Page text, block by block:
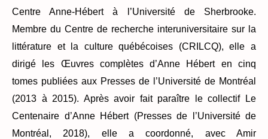
Centre Anne-Hébert à l’Université de Sherbrooke.
Membre du Centre de recherche interuniversitaire sur la
littérature et la culture québécoises (CRILCQ), elle a
dirigé les Œuvres complètes d’Anne Hébert en cinq
tomes publiées aux Presses de l’Université de Montréal
(2013 à 2015). Après avoir fait paraître le collectif Le
Centenaire d’Anne Hébert (Presses de l’Université de
Montréal, 2018), elle a coordonné, avec Amir